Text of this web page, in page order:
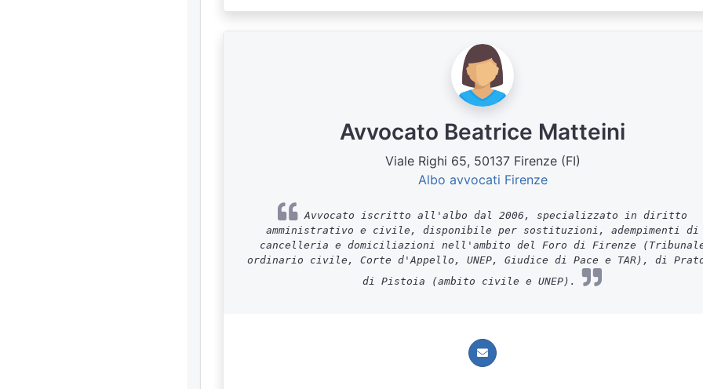
Avvocato Beatrice Matteini
Viale Righi 65, 50137 Firenze (FI)
Albo avvocati Firenze
Avvocato iscritto all'albo dal 2006, specializzato in diritto
amministrativo e civile, disponibile per sostituzioni, adempimenti di
cancelleria e domiciliazioni nell'ambito del Foro di Firenze
ordinario civile, Corte d'Appello, UNEP, Giudice di Pace e TAR), di
di Pistoia (ambito civile e UNEP).